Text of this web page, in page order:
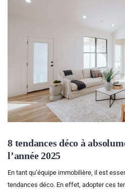
8 tendances déco à
l’année 2025
En tant qu’équipe immobilière, il est
tendances déco. En effet, adopter ces